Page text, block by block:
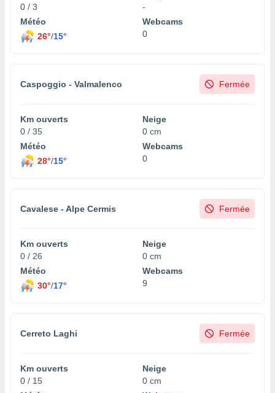
0 / 3
-
Météo
26°/15°
Webcams
0
Caspoggio - Valmalenco Fermée
Km ouverts
0 / 35
Neige
0 cm
Météo
28°/15°
Webcams
0
Cavalese - Alpe Cermis Fermée
Km ouverts
0 / 26
Neige
0 cm
Météo
30°/17°
Webcams
9
Cerreto Laghi Fermée
Km ouverts
0 / 15
Neige
0 cm